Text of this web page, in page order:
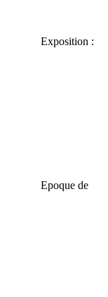
Exposition :
Epoque de